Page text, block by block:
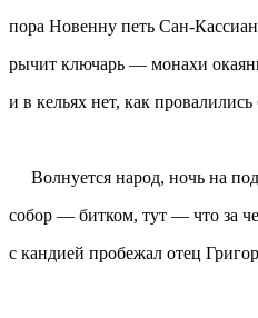
пора Новенну петь Сан-
рычит ключарь — монахи
и в кельях нет, как провалились
Волнуется народ, ночь на
собор — битком, тут — что за
с кандией пробежал отец